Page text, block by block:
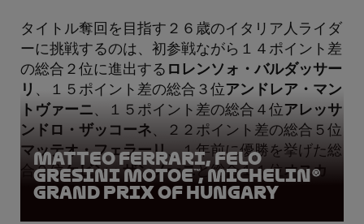
タイトル奪回を目指す２６歳のイタリア人ライダ
ーに挑戦するのは、初参戦ながら１４ポイント差
の総合２位に進出する ロレンソォ・バルダッサー
リ 、１５ポイント差の総合３位アンドレア・マン
トヴァーニ、１５ポイント差の総合４位アレッサ
ンドロ・ザッコーネ、２２ポイント差の総合５位
マッテオ・フェラーリ、１年前に優勝を挙げた総
合９位ケビン・ザンノーニと総合１１位 オスカ
ル・グティエレス。
Matteo Ferrari, Felo
Gresini MotoE™, Michelin®
Grand Prix of Hungary